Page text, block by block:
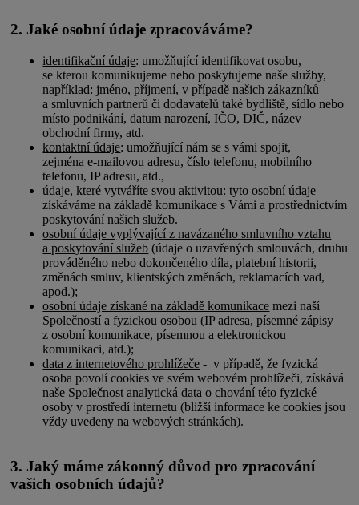
2. Jaké osobní údaje zpracováváme?
identifikační údaje: umožňující identifikovat osobu,
se kterou komunikujeme nebo poskytujeme naše služby,
například: jméno, příjmení, v případě našich zákazníků
a smluvních partnerů či dodavatelů také bydliště, sídlo nebo
místo podnikání, datum narození, IČO, DIČ, název
obchodní firmy, atd.
kontaktní údaje: umožňující nám se s vámi spojit,
zejména e-mailovou adresu, číslo telefonu, mobilního
telefonu, IP adresu, atd.,
údaje, které vytváříte svou aktivitou: tyto osobní údaje
získáváme na základě komunikace s Vámi a prostřednictvím
poskytování našich služeb.
osobní údaje vyplývající z navázaného smluvního vztahu
a poskytování služeb (údaje o uzavřených smlouvách, druhu
prováděného nebo dokončeného díla, platební historii,
změnách smluv, klientských změnách, reklamacích vad,
apod.);
osobní údaje získané na základě komunikace mezi naší
Společností a fyzickou osobou (IP adresa, písemné zápisy
z osobní komunikace, písemnou a elektronickou
komunikaci, atd.);
data z internetového prohlížeče - v případě, že fyzická
osoba povolí cookies ve svém webovém prohlížeči, získává
naše Společnost analytická data o chování této fyzické
osoby v prostředí internetu (bližší informace ke cookies jsou
vždy uvedeny na webových stránkách).
3. Jaký máme zákonný důvod pro zpracování
vašich osobních údajů?